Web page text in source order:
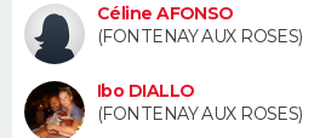
COPAINS D'AVANT
S'inscrire
Se connecter
Lycées
Collèges
Primaires
Universités
Entreprises
Service militaire
Avis de recherche
AVIS DE DÉCÈS
Céline AFONSO
(FONTENAY AUX ROSES)
Ibo DIALLO
(FONTENAY AUX ROSES)